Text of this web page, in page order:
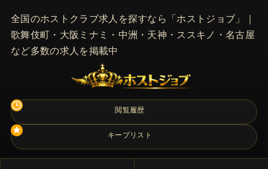
全国のホストクラブ求人を探すなら「ホストジョブ」｜
歌舞伎町・大阪ミナミ・中洲・天神・ススキノ・名古屋
など多数の求人を掲載中
閲覧履歴
キープリスト